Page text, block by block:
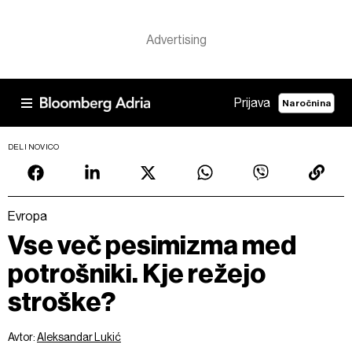
Prijava Naročnina
DELI NOVICO
Evropa
Vse več pesimizma med
potrošniki. Kje režejo
stroške?
Avtor:Aleksandar Lukić